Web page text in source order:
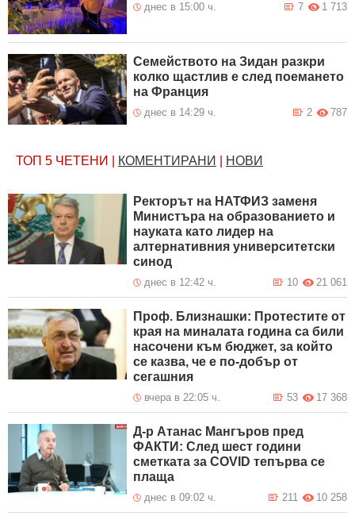
днес в 15:00 ч. 1 713
7
Семейството на Зидан разкри
колко щастлив е след поемането
на Франция
днес в 14:29 ч. 787
2
ТОП 5 ЧЕТЕНИ КОМЕНТИРАНИ НОВИ
Ректорът на НАТФИЗ заменя
Министъра на образованието и
науката като лидер на
алтернативния университетски
синод
днес в 12:42 ч. 21 061
10
Проф. Близнашки: Протестите от
края на миналата година са били
насочени към бюджет, за който
се казва, че е по-добър от
сегашния
вчера в 22:05 ч. 17 368
53
Д-р Атанас Мангъров пред
ФАКТИ: След шест години
сметката за COVID тепърва се
плаща
днес в 09:02 ч. 10 258
211